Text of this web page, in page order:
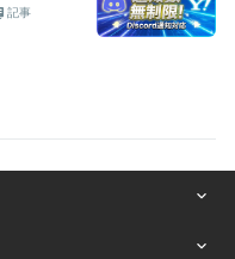
記事